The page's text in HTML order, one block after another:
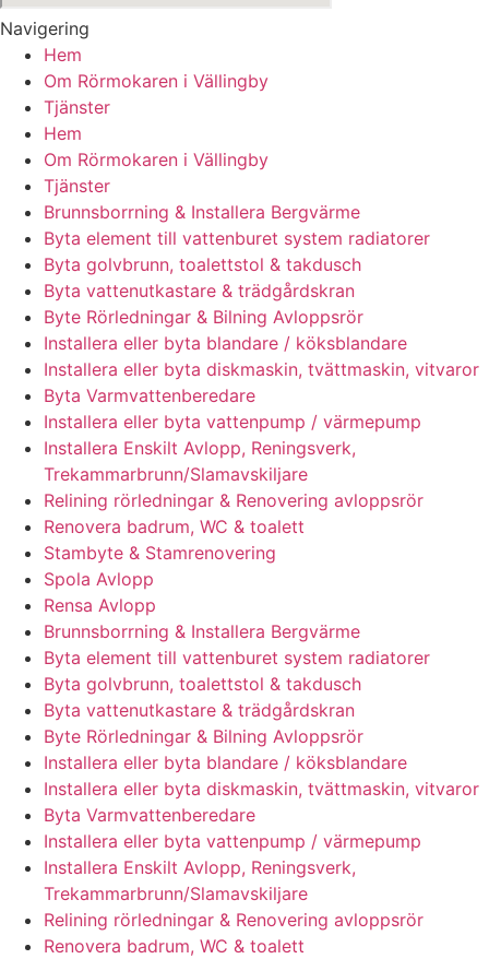
Navigering
Hem
Om Rörmokaren i Vällingby
Tjänster
Hem
Om Rörmokaren i Vällingby
Tjänster
Brunnsborrning & Installera Bergvärme
Byta element till vattenburet system radiatorer
Byta golvbrunn, toalettstol & takdusch
Byta vattenutkastare & trädgårdskran
Byte Rörledningar & Bilning Avloppsrör
Installera eller byta blandare / köksblandare
Installera eller byta diskmaskin, tvättmaskin, vitvaror
Byta Varmvattenberedare
Installera eller byta vattenpump / värmepump
Installera Enskilt Avlopp, Reningsverk,
Trekammarbrunn/Slamavskiljare
Relining rörledningar & Renovering avloppsrör
Renovera badrum, WC & toalett
Stambyte & Stamrenovering
Spola Avlopp
Rensa Avlopp
Brunnsborrning & Installera Bergvärme
Byta element till vattenburet system radiatorer
Byta golvbrunn, toalettstol & takdusch
Byta vattenutkastare & trädgårdskran
Byte Rörledningar & Bilning Avloppsrör
Installera eller byta blandare / köksblandare
Installera eller byta diskmaskin, tvättmaskin, vitvaror
Byta Varmvattenberedare
Installera eller byta vattenpump / värmepump
Installera Enskilt Avlopp, Reningsverk,
Trekammarbrunn/Slamavskiljare
Relining rörledningar & Renovering avloppsrör
Renovera badrum, WC & toalett